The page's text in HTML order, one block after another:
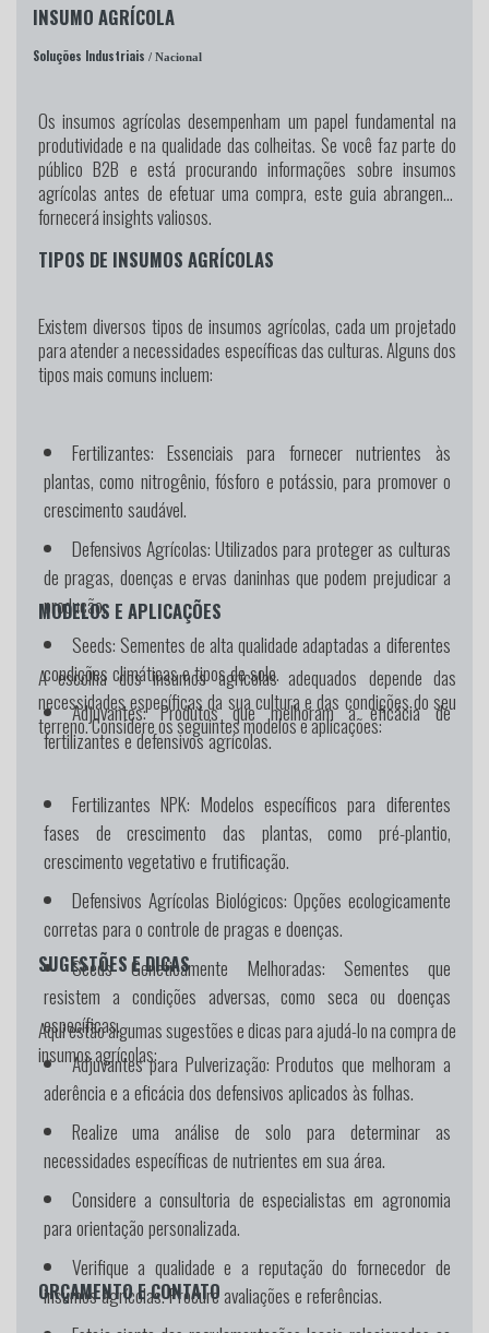
INSUMO AGRÍCOLA
Soluções Industriais / Nacional
Os insumos agrícolas desempenham um papel fundamental na
produtividade e na qualidade das colheitas. Se você faz parte do
público B2B e está procurando informações sobre insumos
agrícolas antes de efetuar uma compra, este guia abrangente
fornecerá insights valiosos.
TIPOS DE INSUMOS AGRÍCOLAS
Existem diversos tipos de insumos agrícolas, cada um projetado
para atender a necessidades específicas das culturas. Alguns dos
tipos mais comuns incluem:
Fertilizantes: Essenciais para fornecer nutrientes às
plantas, como nitrogênio, fósforo e potássio, para promover o
crescimento saudável.
Defensivos Agrícolas:Utilizados para proteger as culturas
de pragas, doenças e ervas daninhas que podem prejudicar a
produção.
Seeds:Sementes de alta qualidade adaptadas a diferentes
condições climáticas e tipos de solo.
Adjuvantes:Produtos que melhoram a eficácia de
fertilizantes e defensivos agrícolas.
MODELOS E APLICAÇÕES
A escolha dos insumos agrícolas adequados depende das
necessidades específicas da sua cultura e das condições do seu
terreno. Considere os seguintes modelos e aplicações:
Fertilizantes NPK: Modelos específicos para diferentes
fases de crescimento das plantas, como pré-plantio,
crescimento vegetativo e frutificação.
Defensivos Agrícolas Biológicos: Opções ecologicamente
corretas para o controle de pragas e doenças.
Seeds Geneticamente Melhoradas: Sementes que
resistem a condições adversas, como seca ou doenças
específicas.
Adjuvantes para Pulverização: Produtos que melhoram a
aderência e a eficácia dos defensivos aplicados às folhas.
SUGESTÕES E DICAS
Aqui estão algumas sugestões e dicas para ajudá-lo na compra de
insumos agrícolas:
Realize uma análise de solo para determinar as
necessidades específicas de nutrientes em sua área.
Considere a consultoria de especialistas em agronomia
para orientação personalizada.
Verifique a qualidade e a reputação do fornecedor de
insumos agrícolas. Procure avaliações e referências.
ORÇAMENTO E CONTATO